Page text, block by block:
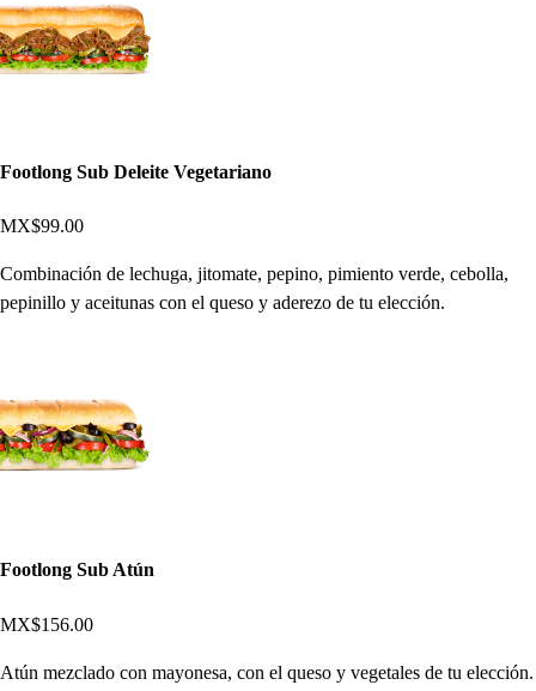
Footlong Sub Deleite Vegetariano
MX$99.00
Combinación de lechuga, jitomate, pepino, pimiento verde, cebolla,
pepinillo y aceitunas con el queso y aderezo de tu elección.
Footlong Sub Atún
MX$156.00
Atún mezclado con mayonesa, con el queso y vegetales de tu elección.